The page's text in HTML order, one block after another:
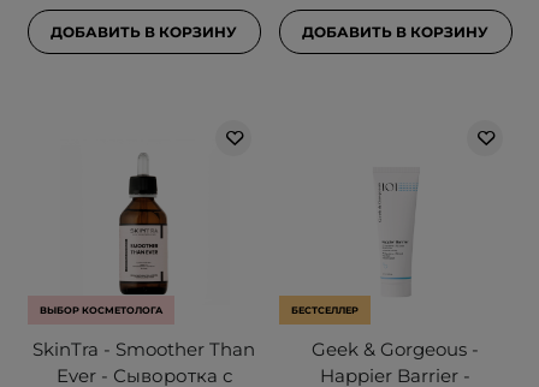
ДОБАВИТЬ В КОРЗИНУ ДОБАВИТЬ В КОРЗИНУ
ВЫБОР КОСМЕТОЛОГА
SkinTra - Smoother Than
Ever - Сыворотка с
БЕСТСЕЛЛЕР
Geek & Gorgeous -
Happier Barrier -